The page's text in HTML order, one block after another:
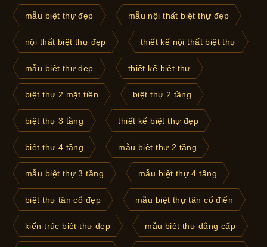
mẫu biệt thự đẹp mẫu nội thất biệt thự đẹp
nội thất biệt thự đẹp thiết kế nội thất biệt thự
mẫu biệt thự đẹp thiết kế biệt thự
biệt thự 2 mặt tiền biệt thự 2 tầng
biệt thự 3 tầng thiết kế biệt thự đẹp
biệt thự 4 tầng mẫu biệt thự 2 tầng
mẫu biệt thự 3 tầng mẫu biệt thự 4 tầng
biệt thự tân cổ đẹp mẫu biệt thự tân cổ điển
kiến trúc biệt thự đẹp mẫu biệt thự đẳng cấp